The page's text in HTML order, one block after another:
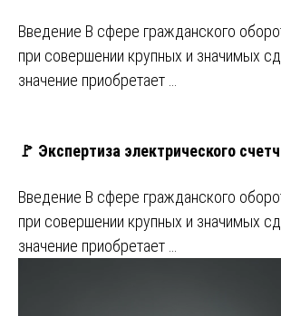
Введение В сфере гражданского
при совершении крупных и значимых
значение приобретает …
🚩 Экспертиза электрического
Введение В сфере гражданского
при совершении крупных и значимых
значение приобретает …